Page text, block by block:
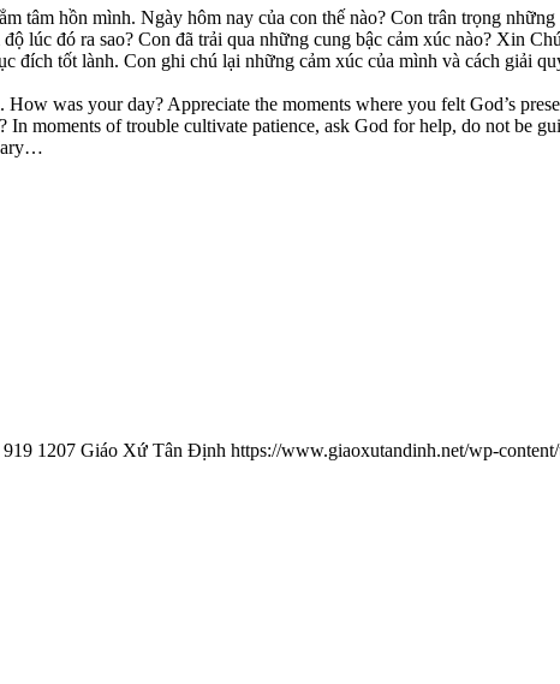
tâm hồn mình. Ngày hôm nay của con thế nào? Con trân trọng
lúc đó ra sao? Con đã trải qua những cung bậc cảm xúc nào? Xin
đích tốt lành. Con ghi chú lại những cảm xúc của mình và cách giải
was your day? Appreciate the moments where you felt God’s
moments of trouble cultivate patience, ask God for help, do not be
919 1207 Giáo Xứ Tân Định https://www.giaoxutandinh.net/wp-